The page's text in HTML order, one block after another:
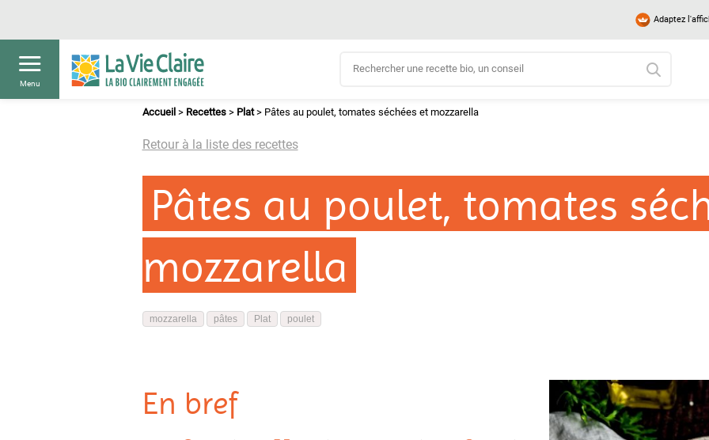
Adaptez
Menu
Accueil > Recettes> Plat> Pâtes au poulet, tomates séchées et mozzarella
Retour à la liste des recettes
Pâtes au poulet, tomates
mozzarella
mozzarella pâtes Plat poulet
En bref